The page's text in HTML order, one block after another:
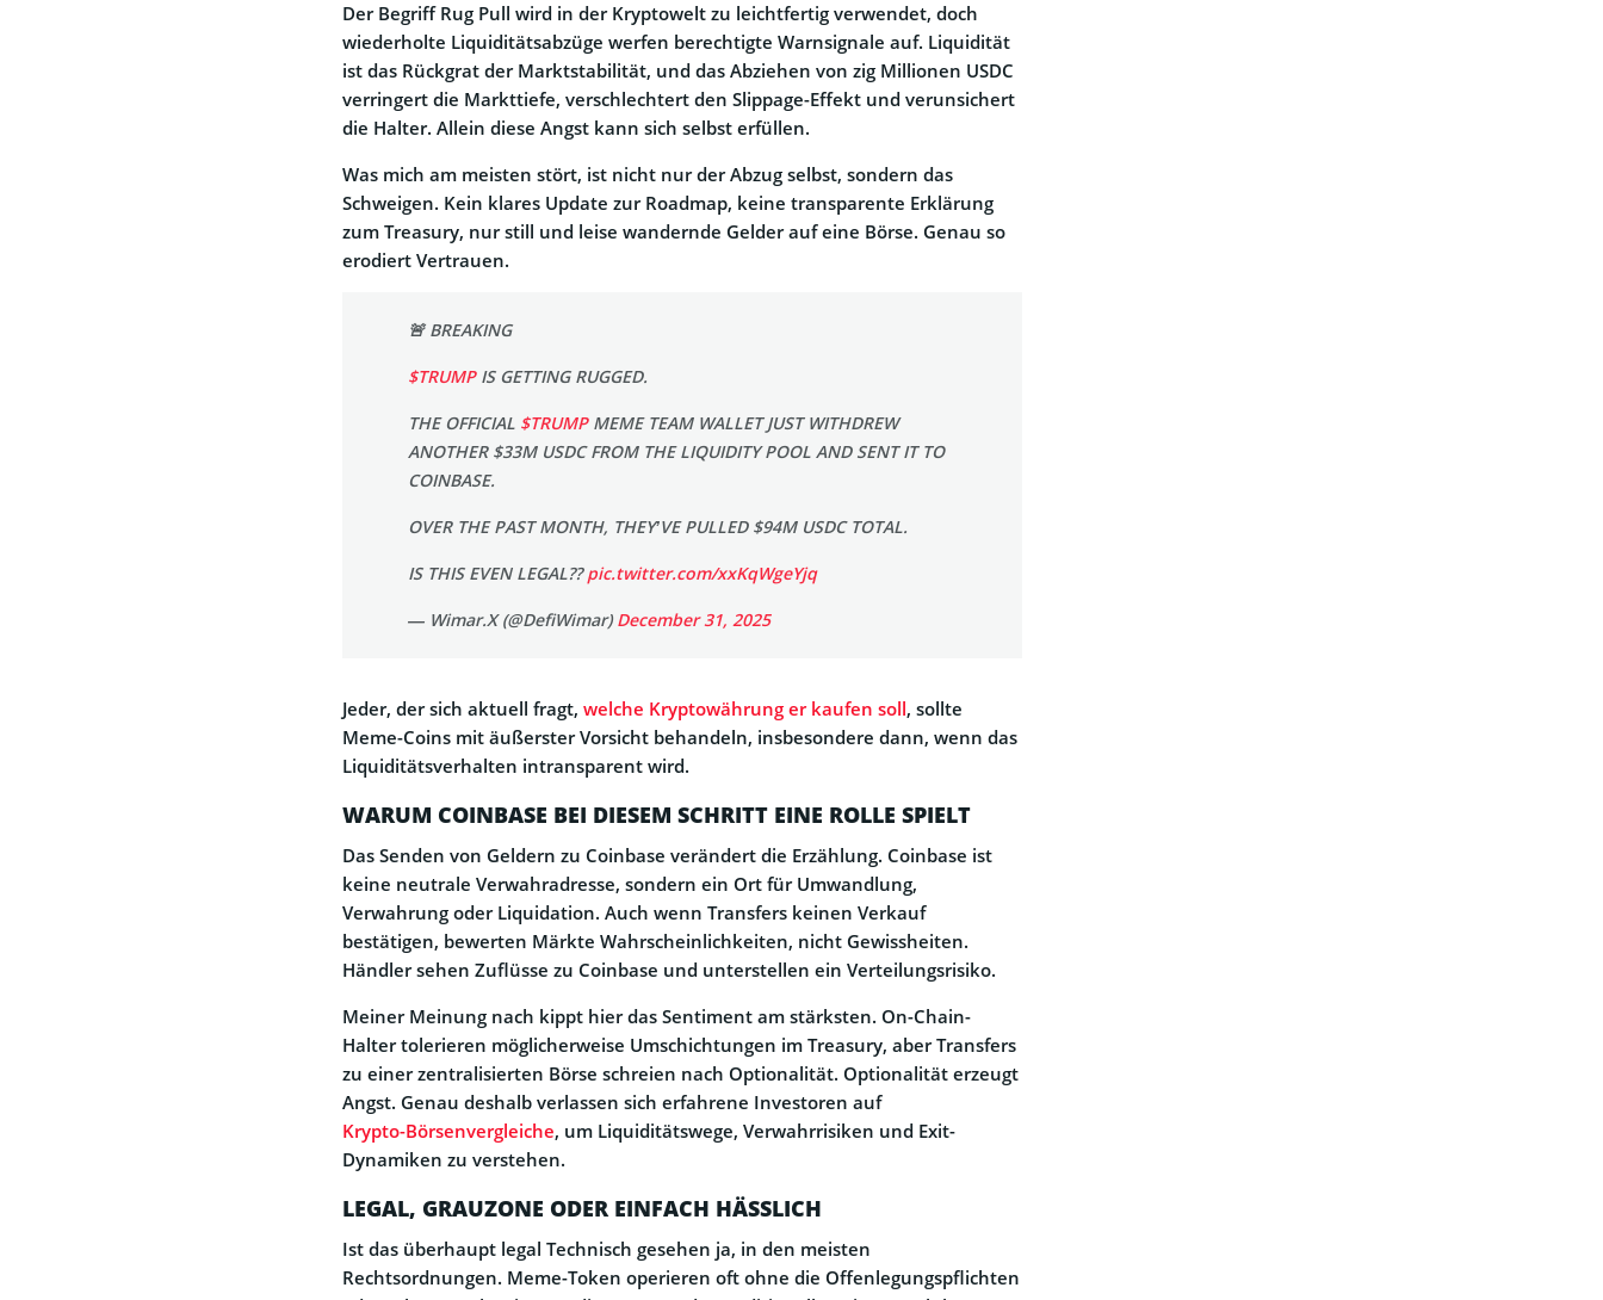
Der Begriff Rug Pull wird in der Kryptowelt zu leichtfertig verwendet, doch
wiederholte Liquiditätsabzüge werfen berechtigte Warnsignale auf. Liquidität
ist das Rückgrat der Marktstabilität, und das Abziehen von zig Millionen USDC
verringert die Markttiefe, verschlechtert den Slippage-Effekt und verunsichert
die Halter. Allein diese Angst kann sich selbst erfüllen.
Was mich am meisten stört, ist nicht nur der Abzug selbst, sondern das
Schweigen. Kein klares Update zur Roadmap, keine transparente Erklärung
zum Treasury, nur still und leise wandernde Gelder auf eine Börse. Genau so
erodiert Vertrauen.
🚨 BREAKING
$TRUMPIS GETTING RUGGED.
THE OFFICIAL $TRUMPMEME TEAM WALLET JUST WITHDREW
ANOTHER $33M USDC FROM THE LIQUIDITY POOL AND SENT IT TO
COINBASE.
OVER THE PAST MONTH, THEY’VE PULLED $94M USDC TOTAL.
IS THIS EVEN LEGAL??pic.twitter.com/xxKqWgeYjq
— Wimar.X (@DefiWimar)December 31, 2025
Jeder, der sich aktuell fragt, welche Kryptowährung er kaufen soll, sollte
Meme-Coins mit äußerster Vorsicht behandeln, insbesondere dann, wenn das
Liquiditätsverhalten intransparent wird.
WARUM COINBASE BEI DIESEM SCHRITT EINE ROLLE SPIELT
Das Senden von Geldern zu Coinbase verändert die Erzählung. Coinbase ist
keine neutrale Verwahradresse, sondern ein Ort für Umwandlung,
Verwahrung oder Liquidation. Auch wenn Transfers keinen Verkauf
bestätigen, bewerten Märkte Wahrscheinlichkeiten, nicht Gewissheiten.
Händler sehen Zuflüsse zu Coinbase und unterstellen ein Verteilungsrisiko.
Meiner Meinung nach kippt hier das Sentiment am stärksten. On-Chain-
Halter tolerieren möglicherweise Umschichtungen im Treasury, aber Transfers
zu einer zentralisierten Börse schreien nach Optionalität. Optionalität erzeugt
Angst. Genau deshalb verlassen sich erfahrene Investoren auf
Krypto-Börsenvergleiche, um Liquiditätswege, Verwahrrisiken und Exit-
Dynamiken zu verstehen.
LEGAL, GRAUZONE ODER EINFACH HÄSSLICH
Ist das überhaupt legal Technisch gesehen ja, in den meisten
Rechtsordnungen. Meme-Token operieren oft ohne die Offenlegungspflichten